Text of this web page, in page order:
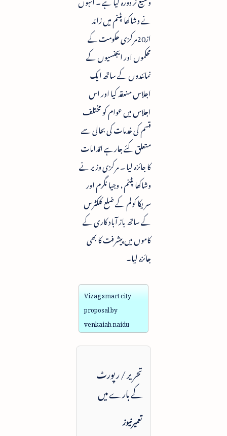
نے وشاکھا پٹنم میں زائد
از20مرکزی حکومت کے
محکموں اور ایجنسیوں کے
نمائندوں کے ساتھ ایک
اجلاس منعقد کیا اور اس
اجلاس میں عوام کو مختلف
قسم کی خدمات کی بحالی سے
متعلق کئے جارہے اقدامات
کا جائزہ لیا ۔ مرکزی وزیر نے
وشاکھا پٹنم ، وجیا نگرم اور
سریکا کولم کے ضلع کلکٹرس
کے ساتھ باز آباد کاری کے
کاموں میں پیشرفت کا بھی
جائزہ لیا۔
Vizag smart city
proposal by
venkaiah naidu
تحریر / رپورٹ
کے بارے میں
تعمیرنیوز